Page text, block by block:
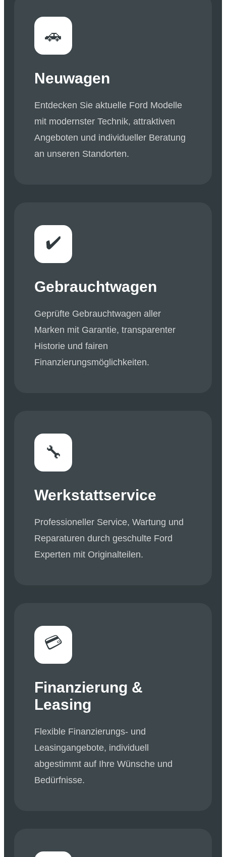
🚗
Neuwagen
Entdecken Sie aktuelle Ford Modelle
mit modernster Technik, attraktiven
Angeboten und individueller Beratung
an unseren Standorten.
✔️
Gebrauchtwagen
Geprüfte Gebrauchtwagen aller
Marken mit Garantie, transparenter
Historie und fairen
Finanzierungsmöglichkeiten.
🔧
Werkstattservice
Professioneller Service, Wartung und
Reparaturen durch geschulte Ford
Experten mit Originalteilen.
💳
Finanzierung &
Leasing
Flexible Finanzierungs- und
Leasingangebote, individuell
abgestimmt auf Ihre Wünsche und
Bedürfnisse.